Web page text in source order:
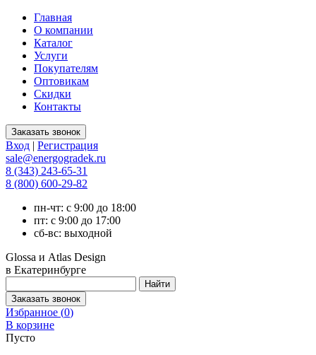
Главная
О компании
Каталог
Услуги
Покупателям
Оптовикам
Скидки
Контакты
Вход | Регистрация
sale@energogradek.ru
8 (343) 243-65-31
8 (800) 600-29-82
пн-чт: с 9:00 до 18:00
пт: с 9:00 до 17:00
сб-вс: выходной
Glossa и Atlas Design
в Екатеринбурге
Избранное (0)
В корзине
Пусто